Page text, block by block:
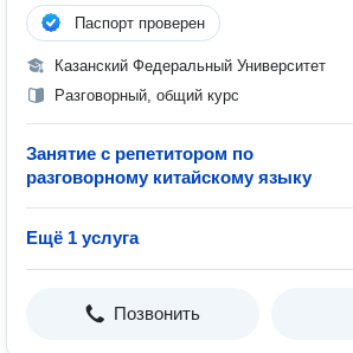
Паспорт проверен
Казанский Федеральный Университет
Разговорный, общий курс
Занятие с репетитором по
разговорному китайскому языку
Ещё 1 услуга
Позвонить